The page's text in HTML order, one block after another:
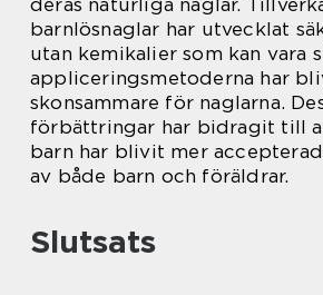
deras naturliga naglar.
barnlösnaglar har utvecklat
utan kemikalier som kan vara
appliceringsmetoderna har
skonsammare för naglarna.
förbättringar har bidragit till
barn har blivit mer
av både barn och föräldrar.
Slutsats